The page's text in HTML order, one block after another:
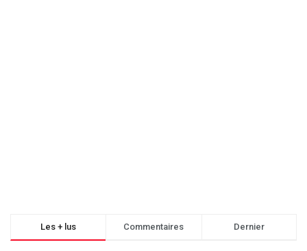
Les + lus Commentaires Dernier